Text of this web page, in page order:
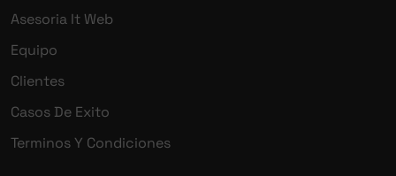
Asesoria It Web
Equipo
Clientes
Casos De Exito
Terminos Y Condiciones